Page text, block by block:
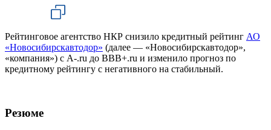
Рейтинговое агентство НКР снизило кредитный рейтинг АО
«Новосибирскавтодор» (далее — «Новосибирскавтодор»,
«компания») с A-.ru до BBB+.ru и изменило прогноз по
кредитному рейтингу с негативного на стабильный.
Резюме